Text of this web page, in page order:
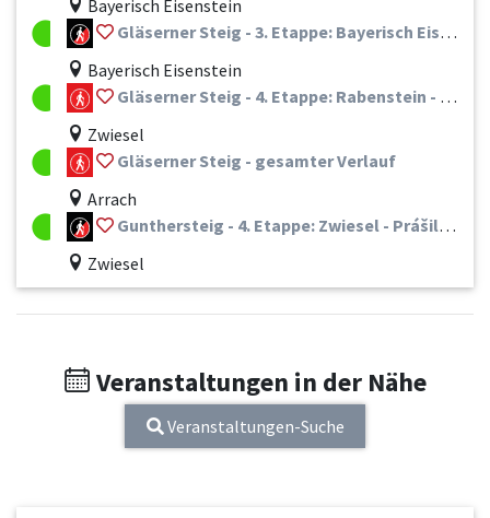
Bayerisch Eisenstein
Gläserner Steig - 3. Etappe: Bayerisch Eisenstein - Rabenstein
Bayerisch Eisenstein
Gläserner Steig - 4. Etappe: Rabenstein - Frauenau
Zwiesel
Gläserner Steig - gesamter Verlauf
Arrach
Gunthersteig - 4. Etappe: Zwiesel - Prášily (CZ)
Zwiesel
Veranstaltungen in der Nähe
Veranstaltungen-Suche